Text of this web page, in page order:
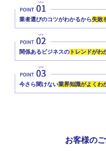
業者選びのコツがわかるから失敗
関係あるビジネスの トレンドがわ
今さら聞けない業界知識がよくわ
お客様の